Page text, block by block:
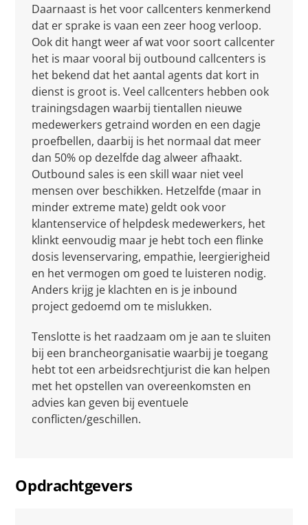
Daarnaast is het voor callcenters kenmerkend
dat er sprake is vaan een zeer hoog verloop.
Ook dit hangt weer af wat voor soort callcenter
het is maar vooral bij outbound callcenters is
het bekend dat het aantal agents dat kort in
dienst is groot is. Veel callcenters hebben ook
trainingsdagen waarbij tientallen nieuwe
medewerkers getraind worden en een dagje
proefbellen, daarbij is het normaal dat meer
dan 50% op dezelfde dag alweer afhaakt.
Outbound sales is een skill waar niet veel
mensen over beschikken. Hetzelfde (maar in
minder extreme mate) geldt ook voor
klantenservice of helpdesk medewerkers, het
klinkt eenvoudig maar je hebt toch een flinke
dosis levenservaring, empathie, leergierigheid
en het vermogen om goed te luisteren nodig.
Anders krijg je klachten en is je inbound
project gedoemd om te mislukken.
Tenslotte is het raadzaam om je aan te sluiten
bij een brancheorganisatie waarbij je toegang
hebt tot een arbeidsrechtjurist die kan helpen
met het opstellen van overeenkomsten en
advies kan geven bij eventuele
conflicten/geschillen.
Opdrachtgevers